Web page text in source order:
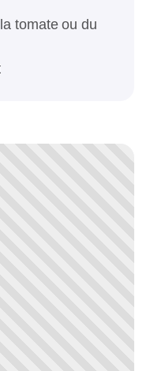
tomate ou du